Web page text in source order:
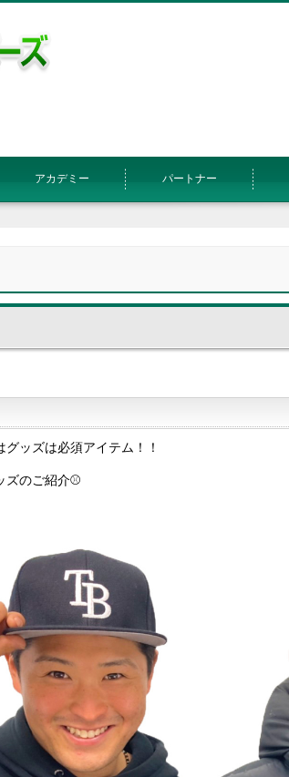
アカデミー パートナー
ッズは必須アイテム！！
ズのご紹介⚾